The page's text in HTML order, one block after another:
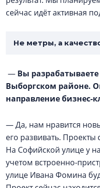
сейчас идёт активная
Не метры, а
— Вы
Выборгском районе.
направление бизнес-
— Да, нам нравится
его развивать.
На Софийской улице у
учетом встроенно-
улице Ивана Фомина